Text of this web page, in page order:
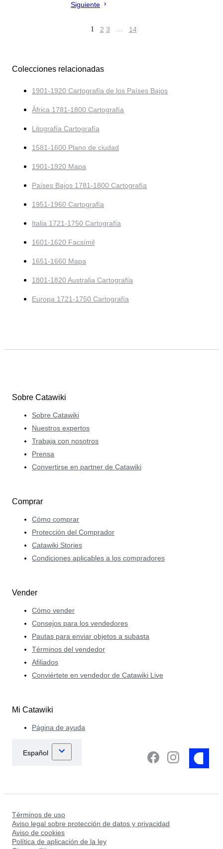
Siguiente
1 2 3 … 14
Colecciones relacionadas
1901-1920 Cartografía de los Países Bajos
África 1781-1800 Cartografía
Litografía Cartografía
1581-1600 Plano de ciudad
1901-1920 Mapa
Países Bajos 1781-1800 Cartografía
1951-1960 Cartografía
Italia 1721-1750 Cartografía
1601-1620 Facsímil
1651-1660 Mapa
1801-1820 Australia Cartografía
Europa 1721-1750 Cartografía
Sobre Catawiki
Sobre Catawiki
Nuestros expertos
Trabaja con nosotros
Prensa
Convertirse en partner de Catawiki
Comprar
Cómo comprar
Protección del Comprador
Catawiki Stories
Condiciones aplicables a los compradores
Vender
Cómo vender
Consejos para los vendedores
Pautas para enviar objetos a subasta
Términos del vendedor
Afiliados
Conviértete en vendedor de Catawiki Live
Mi Catawiki
Página de ayuda
Términos de uso
Aviso legal sobre protección de datos y privacidad
Aviso de cookies
Política de aplicación de la ley